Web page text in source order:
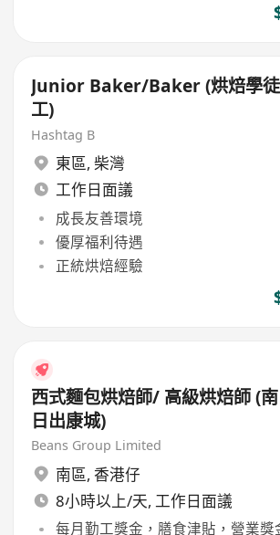
Junior Baker/Baker (烘焙學
工)
Hashtag B
東區, 柴灣
工作日面議
成長友善環境
優厚福利待遇
正統烘焙經驗
西式麵包烘焙師/ 高級烘焙師 (
日出康城)
Beans Group Limited
南區, 香港仔
8小時以上/天, 工作日面議
每月勤工獎金，膳食津貼，營業獎